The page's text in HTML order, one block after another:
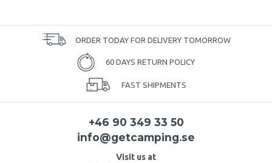
ORDER TODAY FOR DELIVERY TOMORROW
60 DAYS RETURN POLICY
FAST SHIPMENTS
+46 90 349 33 50
info@getcamping.se
Visit us at